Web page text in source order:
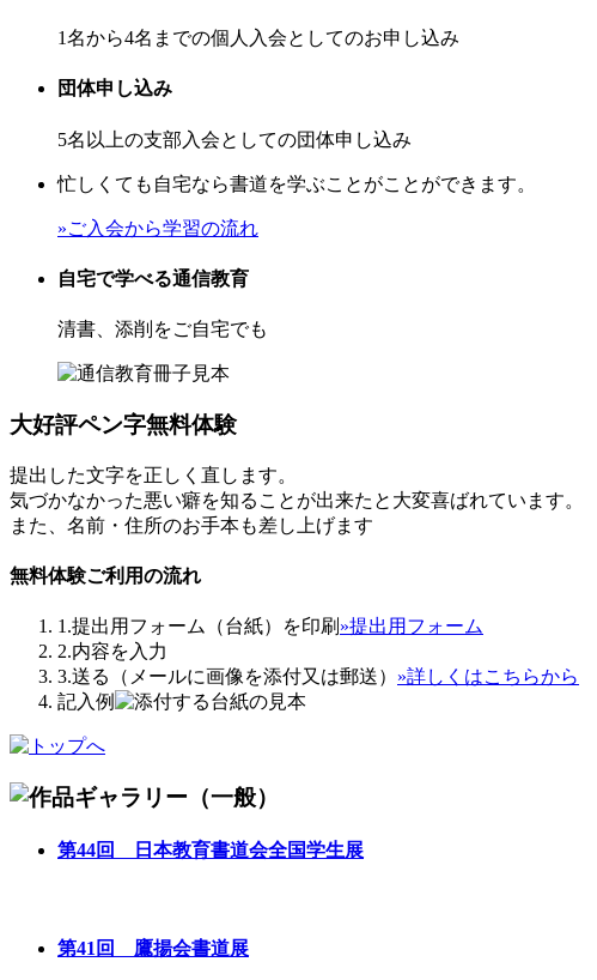
1名から4名までの個人入会としてのお申し込み
団体申し込み
5名以上の支部入会としての団体申し込み
忙しくても自宅なら書道を学ぶことがことができます。
»ご入会から学習の流れ
自宅で学べる通信教育
清書、添削をご自宅でも
大好評ペン字無料体験
提出した文字を正しく直します。
気づかなかった悪い癖を知ることが出来たと大変喜ばれています。
また、名前・住所のお手本も差し上げます
無料体験ご利用の流れ
1.提出用フォーム（台紙）を印刷 »提出用フォーム
2.内容を入力
3.送る（メールに画像を添付又は郵送） »詳しくはこちらから
記入例
第44回 日本教育書道会全国学生展
第41回 鷹揚会書道展